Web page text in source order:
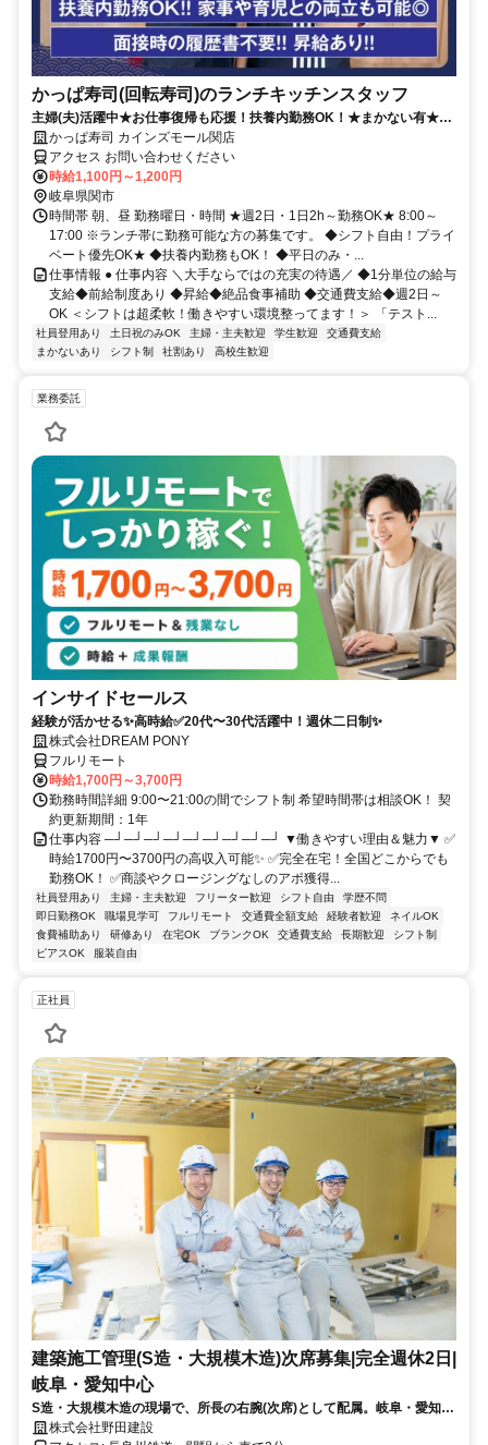
かっぱ寿司(回転寿司)のランチキッチンスタッフ
主婦(夫)活躍中★お仕事復帰も応援！扶養内勤務OK！★まかない有★短
時間OK★履歴書不要
かっぱ寿司 カインズモール関店
アクセス お問い合わせください
時給1,100円～1,200円
岐阜県関市
時間帯 朝、昼 勤務曜日・時間 ★週2日・1日2h～勤務OK★ 8:00～
17:00 ※ランチ帯に勤務可能な方の募集です。 ◆シフト自由！プライ
ベート優先OK★ ◆扶養内勤務もOK！ ◆平日のみ・...
仕事情報 ● 仕事内容 ＼大手ならではの充実の待遇／ ◆1分単位の給与
支給◆前給制度あり ◆昇給◆絶品食事補助 ◆交通費支給◆週2日～
OK ＜シフトは超柔軟！働きやすい環境整ってます！＞ 「テスト...
社員登用あり 土日祝のみOK 主婦・主夫歓迎 学生歓迎
交通費支給
まかないあり
シフト制 社割あり 高校生歓迎
業務委託
インサイドセールス
経験が活かせる✨高時給✅20代〜30代活躍中！週休二日制✨
株式会社DREAM PONY
フルリモート
時給1,700円～3,700円
勤務時間詳細 9:00〜21:00の間でシフト制 希望時間帯は相談OK！ 契
約更新期間：1年
仕事内容 ─┘─┘─┘─┘─┘─┘─┘─┘─┘ ▼働きやすい理由＆魅力▼ ✅
時給1700円〜3700円の高収入可能✨ ✅完全在宅！全国どこからでも
勤務OK！ ✅商談やクロージングなしのアポ獲得...
社員登用あり 主婦・主夫歓迎 フリーター歓迎 シフト自由
学歴不問
即日勤務OK
職場見学可 フルリモート 交通費全額支給 経験者歓迎
ネイルOK
食費補助あり
研修あり 在宅OK ブランクOK 交通費支給 長期歓迎
シフト制
ピアスOK
服装自由
正社員
建築施工管理(S造・大規模木造)次席募集|完全週休2日|
岐阜・愛知中心
S造・大規模木造の現場で、所長の右腕(次席)として配属。岐阜・愛知中
心(岐阜4割・愛知6割)/完全週休2日(年休120日)/直近3ヶ月の平均残業15
株式会社野田建設